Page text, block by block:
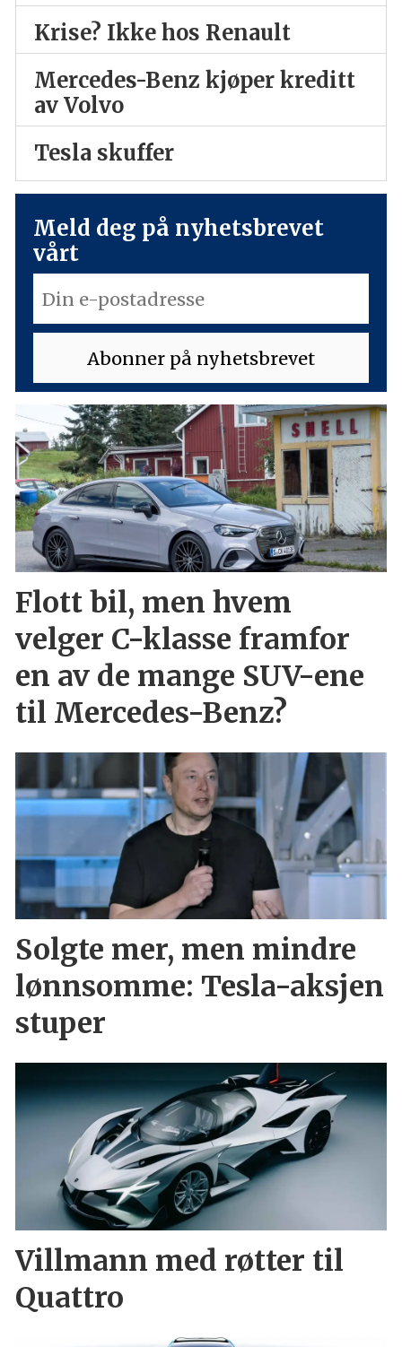
Krise? Ikke hos Renault
Mercedes-Benz kjøper kreditt
av Volvo
Tesla skuffer
Meld deg på nyhetsbrevet
vårt
Flott bil, men hvem
velger C-klasse framfor
en av de mange SUV-ene
til Mercedes-Benz?
Solgte mer, men mindre
lønnsomme: Tesla-aksjen
stuper
Villmann med røtter til
Quattro